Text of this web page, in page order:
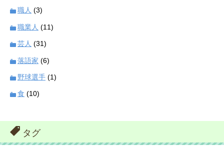
職人 (3)
職業人 (11)
芸人 (31)
落語家 (6)
野球選手 (1)
食 (10)
タグ